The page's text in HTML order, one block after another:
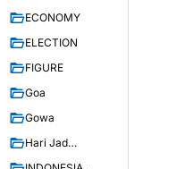
ECONOMY
ELECTION
FIGURE
Goa
Gowa
Hari Jad